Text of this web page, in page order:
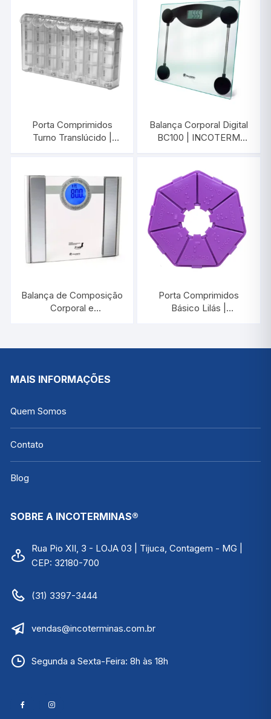
Porta Comprimidos
Turno Translúcido |
Balança Corporal Digital
BC100 | INCOTERM
Balança de Composição
Corporal e
Porta Comprimidos
Básico Lilás |
MAIS INFORMAÇÕES
Quem Somos
Contato
Blog
SOBRE A INCOTERMINAS®
Rua Pio XII, 3 - LOJA 03 | Tijuca, Contagem - MG |
CEP: 32180-700
(31) 3397-3444
vendas@incoterminas.com.br
Segunda a Sexta-Feira: 8h às 18h